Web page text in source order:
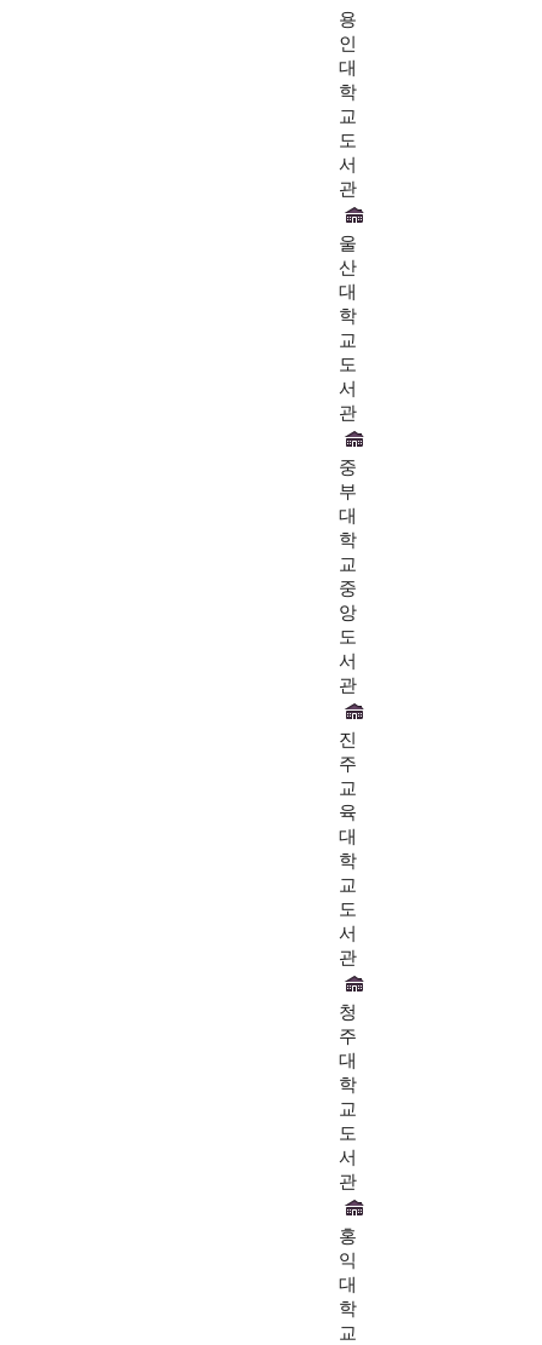
용
인
대
학
교
도
서
관
울
산
대
학
교
도
서
관
중
부
대
학
교
중
앙
도
서
관
진
주
교
육
대
학
교
도
서
관
청
주
대
학
교
도
서
관
홍
익
대
학
교